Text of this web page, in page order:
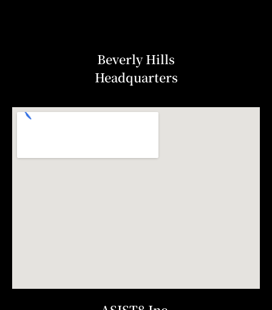
Beverly Hills
Headquarters